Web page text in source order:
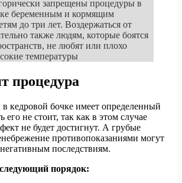
запрещены процедуры в
беременным и кормящим
до три лет. Воздержаться от
также людям, которые боятся
не любят или плохо
температуры
процедура
кедровой бочке имеет определенный
не стоит, так как в этом случае
не будет достигнут. А грубые
противопоказаниями могут
последствиям.
порядок: